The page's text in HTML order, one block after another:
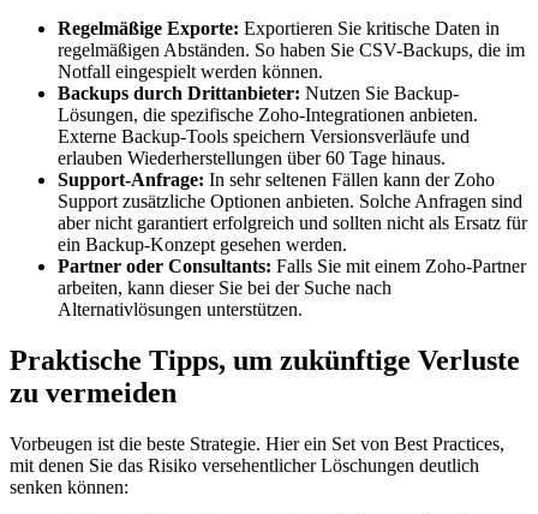
Regelmäßige Exporte: Exportieren Sie kritische Daten in
regelmäßigen Abständen. So haben Sie CSV-Backups, die im
Notfall eingespielt werden können.
Backups durch Drittanbieter: Nutzen Sie Backup-
Lösungen, die spezifische Zoho-Integrationen anbieten.
Externe Backup-Tools speichern Versionsverläufe und
erlauben Wiederherstellungen über 60 Tage hinaus.
Support-Anfrage: In sehr seltenen Fällen kann der Zoho
Support zusätzliche Optionen anbieten. Solche Anfragen sind
aber nicht garantiert erfolgreich und sollten nicht als Ersatz für
ein Backup-Konzept gesehen werden.
Partner oder Consultants: Falls Sie mit einem Zoho-Partner
arbeiten, kann dieser Sie bei der Suche nach
Alternativlösungen unterstützen.
Praktische Tipps, um zukünftige Verluste
zu vermeiden
Vorbeugen ist die beste Strategie. Hier ein Set von Best Practices,
mit denen Sie das Risiko versehentlicher Löschungen deutlich
senken können: